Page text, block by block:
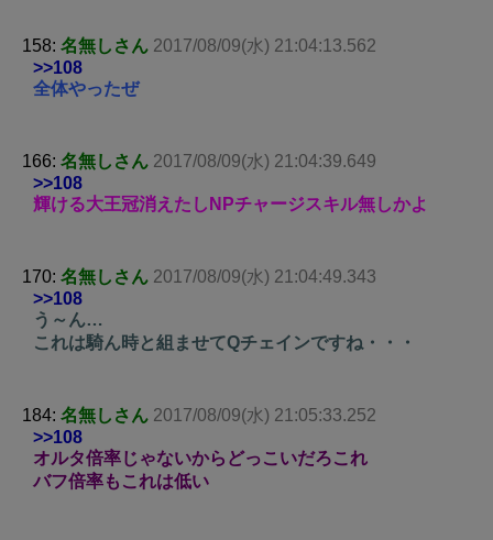
158: 名無しさん 2017/08/09(水) 21:04:13.562
>>108
全体やったぜ
166: 名無しさん 2017/08/09(水) 21:04:39.649
>>108
輝ける大王冠消えたしNPチャージスキル無しかよ
170: 名無しさん 2017/08/09(水) 21:04:49.343
>>108
う～ん…
これは騎ん時と組ませてQチェインですね・・・
184: 名無しさん 2017/08/09(水) 21:05:33.252
>>108
オルタ倍率じゃないからどっこいだろこれ
バフ倍率もこれは低い